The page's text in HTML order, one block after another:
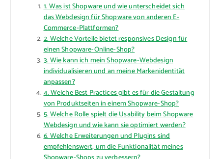
1. Was ist Shopware und wie unterscheidet sich
das Webdesign für Shopware von anderen E-
Commerce-Plattformen?
2. Welche Vorteile bietet responsives Design für
einen Shopware-Online-Shop?
3. Wie kann ich mein Shopware-Webdesign
individualisieren und an meine Markenidentität
anpassen?
4. Welche Best Practices gibt es für die Gestaltung
von Produktseiten in einem Shopware-Shop?
5. Welche Rolle spielt die Usability beim Shopware
Webdesign und wie kann sie optimiert werden?
6. Welche Erweiterungen und Plugins sind
empfehlenswert, um die Funktionalität meines